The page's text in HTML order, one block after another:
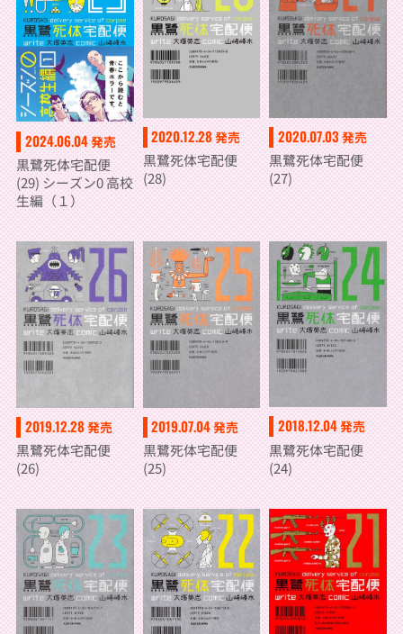
2024.06.04発売
黒鷺死体宅配便
(29) シーズン0 高校
生編（１）
2020.12.28 発売
黒鷺死体宅配便
(28)
2020.07.03 発売
黒鷺死体宅配便
(27)
2019.12.28 発売
黒鷺死体宅配便
(26)
2019.07.04発売
黒鷺死体宅配便
(25)
2018.12.04発売
黒鷺死体宅配便
(24)